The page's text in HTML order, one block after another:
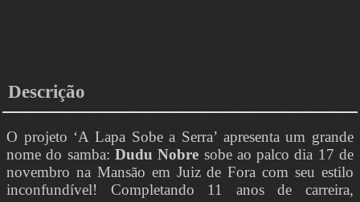
Descrição
O projeto ‘A Lapa Sobe a Serra’ apresenta um grande
nome do samba: Dudu Nobre sobe ao palco dia 17 de
novembro na Mansão em Juiz de Fora com seu estilo
inconfundível! Completando 11 anos de carreira,